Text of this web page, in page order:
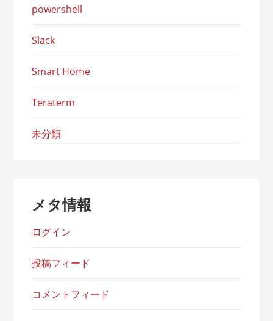
powershell
Slack
Smart Home
Teraterm
未分類
メタ情報
ログイン
投稿フィード
コメントフィード